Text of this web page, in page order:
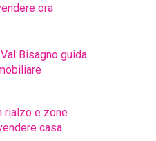
ora
Bisagno guida
rialzo e zone
casa